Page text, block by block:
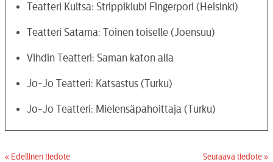
Teatteri Kultsa: Strippiklubi Fingerpori (Helsinki)
Teatteri Satama: Toinen toiselle (Joensuu)
Vihdin Teatteri: Saman katon alla
Jo-Jo Teatteri: Katsastus (Turku)
Jo-Jo Teatteri: Mielensäpahoittaja (Turku)
« Edellinen tiedote Seuraava tiedote »